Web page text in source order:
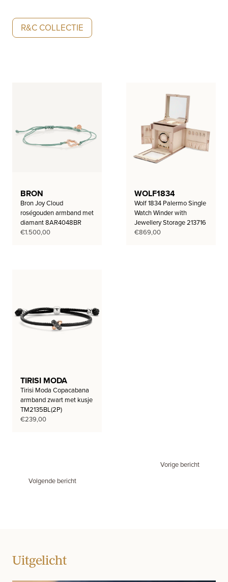
R&C COLLECTIE
BRON
Bron Joy Cloud
roségouden armband met
diamant 8AR4048BR
€1.500,00
WOLF1834
Wolf 1834 Palermo Single
Watch Winder with
Jewellery Storage 213716
€869,00
TIRISI MODA
Tirisi Moda Copacabana
armband zwart met kusje
TM2135BL(2P)
€239,00
Vorige bericht
Volgende bericht
Uitgelicht